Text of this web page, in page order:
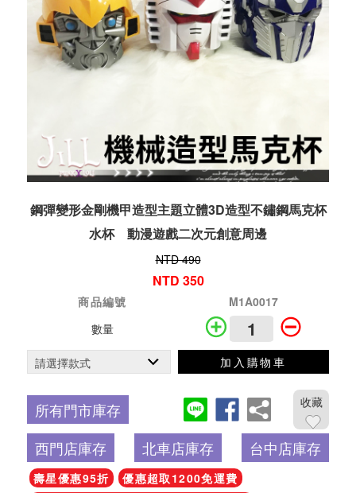
鋼彈變形金剛機甲造型主題立體3D造型不鏽鋼馬克杯
水杯 動漫遊戲二次元創意周邊
NTD 490
NTD 350
商品編號
M1A0017
數量
加入購物車
所有門市庫存 收藏
西門店庫存 北車店庫存 台中店庫存
壽星優惠95折
優惠超取1200免運費